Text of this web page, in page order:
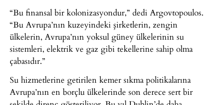
“Bu finansal bir kolonizasyondur,” dedi Argovtopoulos.
“Bu Avrupa’nın kuzeyindeki şirketlerin, zengin
ülkelerin, Avrupa’nın yoksul güney ülkelerinin su
sistemleri, elektrik ve gaz gibi tekellerine sahip olma
çabasıdır.”
Su hizmetlerine getirilen kemer sıkma politikalarına
Avrupa’nın en borçlu ülkelerinde son derece sert bir